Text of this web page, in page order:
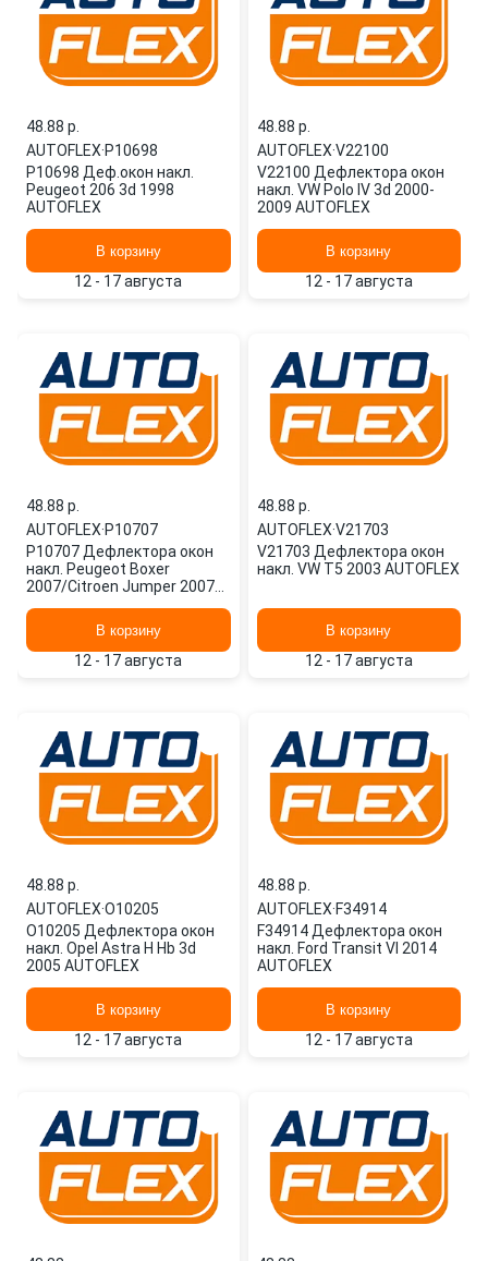
48.88 p.
AUTOFLEX·P10698
P10698 Деф.окон накл.
Peugeot 206 3d 1998
AUTOFLEX
В корзину
12 - 17 августа
48.88 p.
AUTOFLEX·V22100
V22100 Дефлектора окон
накл. VW Polo IV 3d 2000-
2009 AUTOFLEX
В корзину
12 - 17 августа
48.88 p.
AUTOFLEX·P10707
P10707 Дефлектора окон
накл. Peugeot Boxer
2007/Citroen Jumper 2007
В корзину
12 - 17 августа
48.88 p.
AUTOFLEX·V21703
V21703 Дефлектора окон
накл. VW T5 2003 AUTOFLEX
В корзину
12 - 17 августа
48.88 p.
AUTOFLEX·O10205
O10205 Дефлектора окон
накл. Opel Astra H Hb 3d
2005 AUTOFLEX
В корзину
12 - 17 августа
48.88 p.
AUTOFLEX·F34914
F34914 Дефлектора окон
накл. Ford Transit VI 2014
AUTOFLEX
В корзину
12 - 17 августа